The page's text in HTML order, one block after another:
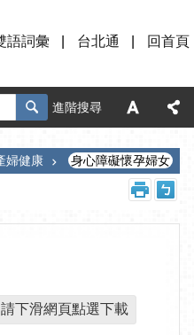
語詞彙 台北通 回首頁
進階搜尋
婦健康 身心障礙懷孕婦女
下滑網頁點選下載